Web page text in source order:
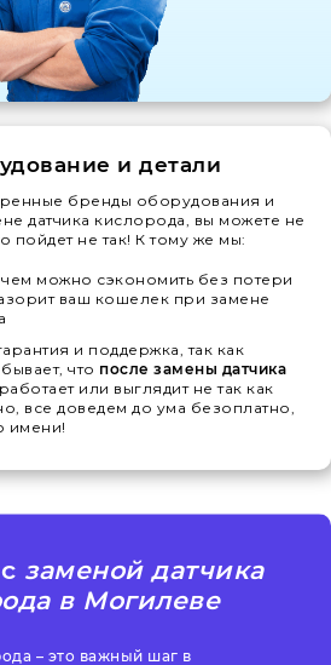
и детали
бренды оборудования и
датчика кислорода, вы можете не
пойдет не так! К тому же мы:
можно сэкономить без потери
ваш кошелек при замене
и поддержка, так как
что после замены датчика
или выглядит не так как
все доведем до ума безоплатно,
имени!
заменой датчика
в Могилеве
– это важный шаг в